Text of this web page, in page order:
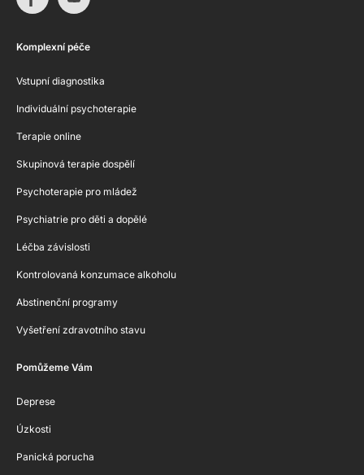
Komplexní péče
Vstupní diagnostika
Individuální psychoterapie
Terapie online
Skupinová terapie dospělí
Psychoterapie pro mládež
Psychiatrie pro děti a dopělé
Léčba závislosti
Kontrolovaná konzumace alkoholu
Abstinenční programy
Vyšetření zdravotního stavu
Pomůžeme Vám
Deprese
Úzkosti
Panická porucha